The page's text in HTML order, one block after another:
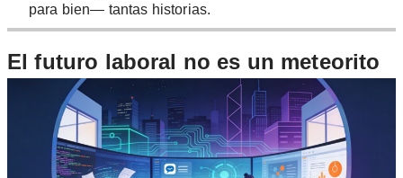
para bien— tantas historias.
El futuro laboral no es un meteorito